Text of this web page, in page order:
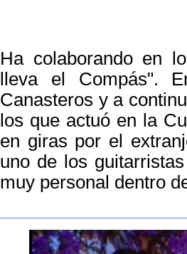
Ha colaborando en
lleva el Compás".
Canasteros y a
los que actuó en la
en giras por el
uno de los
muy personal dentro